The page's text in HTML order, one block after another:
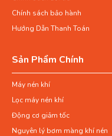
Chính sách bảo hành
Hướng Dẫn Thanh Toán
Sản Phẩm Chính
Máy nén khí
Lọc máy nén khí
Động cơ giảm tốc
Nguyên lý bơm màng khí nén